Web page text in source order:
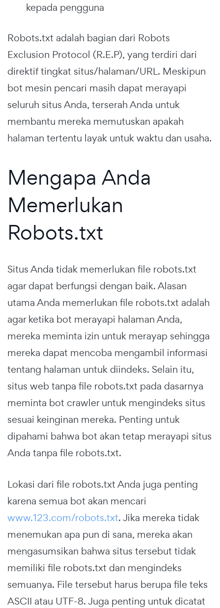
kepada pengguna
Robots.txt adalah bagian dari Robots
Exclusion Protocol (R.E.P), yang terdiri dari
direktif tingkat situs/halaman/URL. Meskipun
bot mesin pencari masih dapat merayapi
seluruh situs Anda, terserah Anda untuk
membantu mereka memutuskan apakah
halaman tertentu layak untuk waktu dan usaha.
Mengapa Anda
Memerlukan
Robots.txt
Situs Anda tidak memerlukan file robots.txt
agar dapat berfungsi dengan baik. Alasan
utama Anda memerlukan file robots.txt adalah
agar ketika bot merayapi halaman Anda,
mereka meminta izin untuk merayap sehingga
mereka dapat mencoba mengambil informasi
tentang halaman untuk diindeks. Selain itu,
situs web tanpa file robots.txt pada dasarnya
meminta bot crawler untuk mengindeks situs
sesuai keinginan mereka. Penting untuk
dipahami bahwa bot akan tetap merayapi situs
Anda tanpa file robots.txt.
Lokasi dari file robots.txt Anda juga penting
karena semua bot akan mencari
www.123.com/robots.txt. Jika mereka tidak
menemukan apa pun di sana, mereka akan
mengasumsikan bahwa situs tersebut tidak
memiliki file robots.txt dan mengindeks
semuanya. File tersebut harus berupa file teks
ASCII atau UTF-8. Juga penting untuk dicatat